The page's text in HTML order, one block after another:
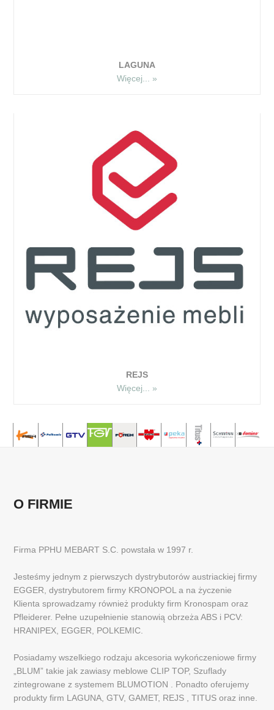
LAGUNA
Więcej... »
REJS
Więcej... »
O FIRMIE
Firma PPHU MEBART S.C. powstała w 1997 r.
Jesteśmy jednym z pierwszych dystrybutorów austriackiej firmy
EGGER, dystrybutorem firmy KRONOPOL a na życzenie
Klienta sprowadzamy również produkty firm Kronospam oraz
Pfleiderer. Pełne uzupełnienie stanowią obrzeża ABS i PCV:
HRANIPEX, EGGER, POLKEMIC.
Posiadamy wszelkiego rodzaju akcesoria wykończeniowe firmy
„BLUM” takie jak zawiasy meblowe CLIP TOP, Szuflady
zintegrowane z systemem BLUMOTION . Ponadto oferujemy
produkty firm LAGUNA, GTV, GAMET, REJS , TITUS oraz inne.